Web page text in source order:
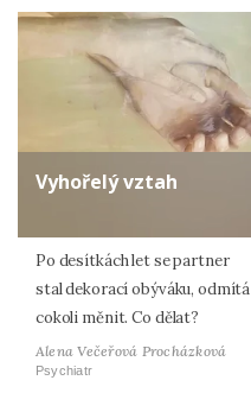
Vyhořelý vztah
Po desítkách let se partner
stal dekorací obýváku, odmítá
cokoli měnit. Co dělat?
Alena Večeřová Procházková
Psychiatr